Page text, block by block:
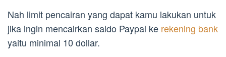
Nah limit pencairan yang dapat kamu lakukan untuk
jika ingin mencairkan saldo Paypal ke rekening bank
yaitu minimal 10 dollar.